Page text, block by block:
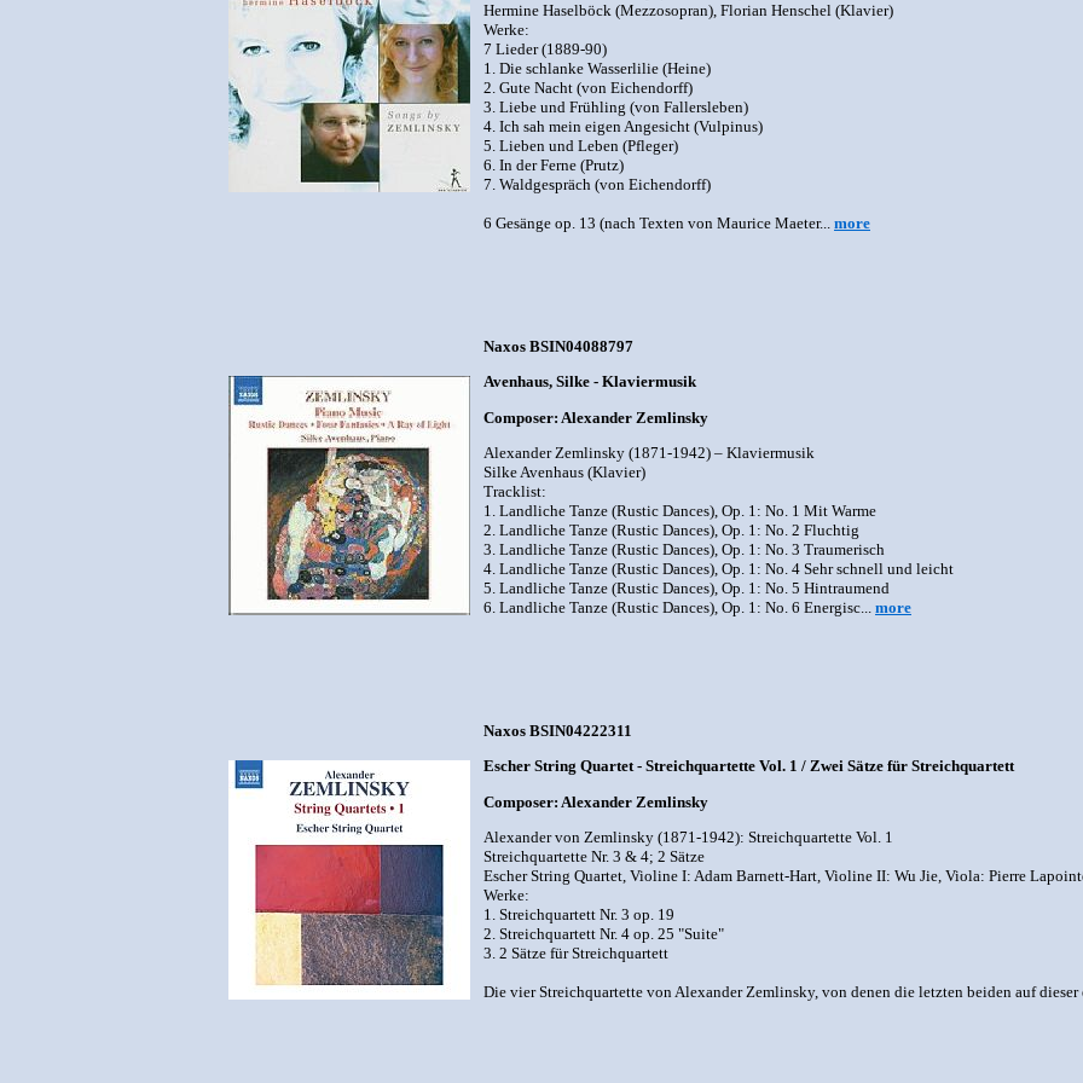
Hermine Haselböck (Mezzosopran), Florian Henschel (Klavier)
Werke:
7 Lieder (1889-90)
1. Die schlanke Wasserlilie (Heine)
2. Gute Nacht (von Eichendorff)
3. Liebe und Frühling (von Fallersleben)
4. Ich sah mein eigen Angesicht (Vulpinus)
5. Lieben und Leben (Pfleger)
6. In der Ferne (Prutz)
7. Waldgespräch (von Eichendorff)
6 Gesänge op. 13 (nach Texten von Maurice Maeter... more
Naxos BSIN04088797
Avenhaus, Silke - Klaviermusik
Composer: Alexander Zemlinsky
Alexander Zemlinsky (1871-1942) – Klaviermusik
Silke Avenhaus (Klavier)
Tracklist:
1. Landliche Tanze (Rustic Dances), Op. 1: No. 1 Mit Warme
2. Landliche Tanze (Rustic Dances), Op. 1: No. 2 Fluchtig
3. Landliche Tanze (Rustic Dances), Op. 1: No. 3 Traumerisch
4. Landliche Tanze (Rustic Dances), Op. 1: No. 4 Sehr schnell und leicht
5. Landliche Tanze (Rustic Dances), Op. 1: No. 5 Hintraumend
6. Landliche Tanze (Rustic Dances), Op. 1: No. 6 Energisc... more
Naxos BSIN04222311
Escher String Quartet - Streichquartette Vol. 1 / Zwei Sätze für Streichquartett
Composer: Alexander Zemlinsky
Alexander von Zemlinsky (1871-1942): Streichquartette Vol. 1
Streichquartette Nr. 3 & 4; 2 Sätze
Escher String Quartet, Violine I: Adam Barnett-Hart, Violine II: Wu Jie, Viola: Pierre
Werke:
1. Streichquartett Nr. 3 op. 19
2. Streichquartett Nr. 4 op. 25 "Suite"
3. 2 Sätze für Streichquartett
Die vier Streichquartette von Alexander Zemlinsky, von denen die letzten beiden auf dieser